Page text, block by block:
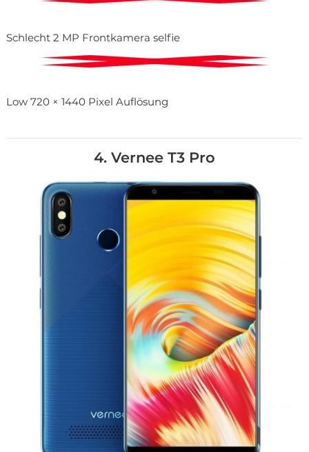
Schlecht 2 MP Frontkamera selfie
Low 720 × 1440 Pixel Auflösung
4. Vernee T3 Pro